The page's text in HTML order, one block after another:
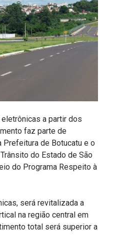
a partir dos
faz parte de
Prefeitura de Botucatu e o
do Estado de São
do Programa Respeito à
será revitalizada a
na região central em
total será superior a